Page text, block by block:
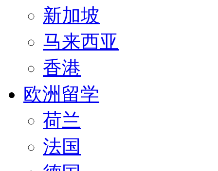
新加坡
马来西亚
香港
欧洲留学
荷兰
法国